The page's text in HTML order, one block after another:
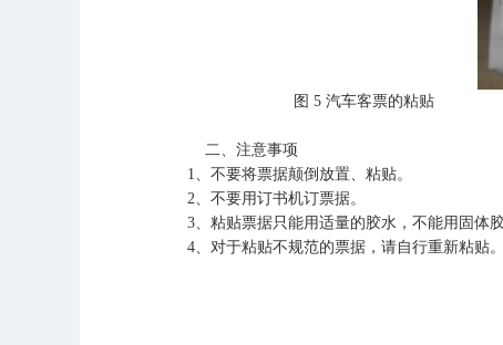
图 5 汽车客票的粘贴
二、注意事项
1、不要将票据颠倒放置、粘贴。
2、不要用订书机订票据。
3、粘贴票据只能用适量的胶水，不能用固体胶
4、对于粘贴不规范的票据，请自行重新粘贴。